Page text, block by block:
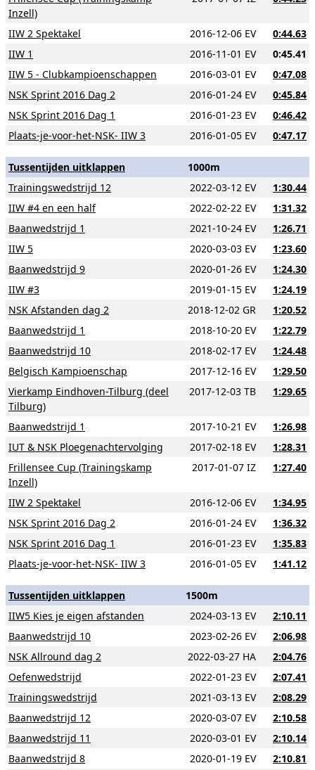
Inzell)
IIW 2 Spektakel 2016-12-06 EV 0:44.63
IIW 1
2016-11-01 EV 0:45.41
IIW 5 - Clubkampioenschappen
2016-03-01 EV 0:47.08
NSK Sprint 2016 Dag 2
2016-01-24 EV 0:45.84
NSK Sprint 2016 Dag 1
2016-01-23 EV 0:46.42
Plaats-je-voor-het-NSK- IIW 3
2016-01-05 EV 0:47.17
Tussentijden uitklappen
1000m
Trainingswedstrijd 12
2022-03-12 EV 1:30.44
IIW #4 en een half
2022-02-22 EV 1:31.32
Baanwedstrijd 1
2021-10-24 EV 1:26.71
IIW 5
2020-03-03 EV 1:23.60
Baanwedstrijd 9
2020-01-26 EV 1:24.30
IIW #3
2019-01-15 EV 1:24.19
NSK Afstanden dag 2
2018-12-02 GR 1:20.52
Baanwedstrijd 1
2018-10-20 EV 1:22.79
Baanwedstrijd 10
2018-02-17 EV 1:24.48
Belgisch Kampioenschap
2017-12-16 EV 1:29.50
Vierkamp Eindhoven-Tilburg (deel
Tilburg)
2017-12-03 TB 1:29.65
Baanwedstrijd 1 2017-10-21 EV 1:26.98
IUT & NSK Ploegenachtervolging
2017-02-18 EV 1:28.31
Frillensee Cup (Trainingskamp
Inzell)
2017-01-07 IZ 1:27.40
IIW 2 Spektakel 2016-12-06 EV 1:34.95
NSK Sprint 2016 Dag 2
2016-01-24 EV 1:36.32
NSK Sprint 2016 Dag 1
2016-01-23 EV 1:35.83
Plaats-je-voor-het-NSK- IIW 3
2016-01-05 EV 1:41.12
Tussentijden uitklappen
1500m
IIW5 Kies je eigen afstanden
2024-03-13 EV 2:10.11
Baanwedstrijd 10
2023-02-26 EV 2:06.98
NSK Allround dag 2
2022-03-27 HA 2:04.76
Oefenwedstrijd
2022-01-23 EV 2:07.41
Trainingswedstrijd
2021-03-13 EV 2:08.29
Baanwedstrijd 12
2020-03-07 EV 2:10.58
Baanwedstrijd 11
2020-03-01 EV 2:10.14
Baanwedstrijd 8
2020-01-19 EV 2:10.81